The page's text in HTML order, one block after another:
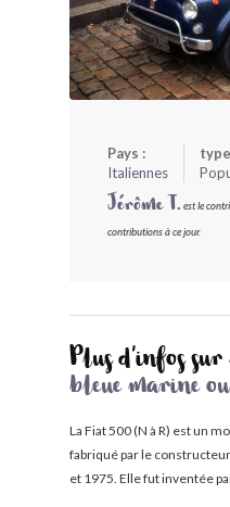
Pays :
Italiennes
Jérôme T. est le
contributions à ce jour.
Plus d'infos sur
bleue marine
La Fiat 500 (N à R) est un
fabriqué par le
et 1975. Elle fut inventée